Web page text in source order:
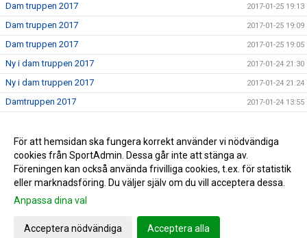
Dam truppen 2017 2017-01-25 19:13
Dam truppen 2017 2017-01-25 19:09
Dam truppen 2017 2017-01-25 19:05
Ny i dam truppen 2017 2017-01-24 21:30
Ny i dam truppen 2017 2017-01-24 21:24
Damtruppen 2017 2017-01-24 13:55
Nu börjar vi sätta truppen 2017 2017-01-24 00:17
Nu laddar vi för 2017 2017-01-24 00:14
Gå till Webbversion
För att hemsidan ska fungera korrekt använder vi nödvändiga
cookies från SportAdmin. Dessa går inte att stänga av.
Föreningen kan också använda frivilliga cookies, t.ex. för statistik
eller marknadsföring. Du väljer själv om du vill acceptera dessa.
Anpassa dina val
Acceptera nödvändiga Acceptera alla